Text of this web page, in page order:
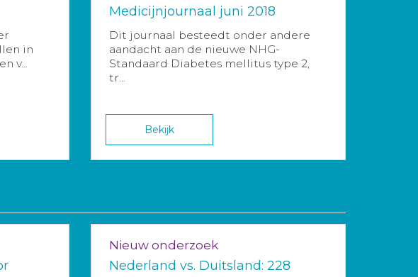
in
v...
Medicijnjournaal juni 2018
Dit journaal besteedt onder andere
aandacht aan de nieuwe NHG-
Standaard Diabetes mellitus type 2,
tr...
Bekijk
Nieuw onderzoek
Nederland vs. Duitsland: 228